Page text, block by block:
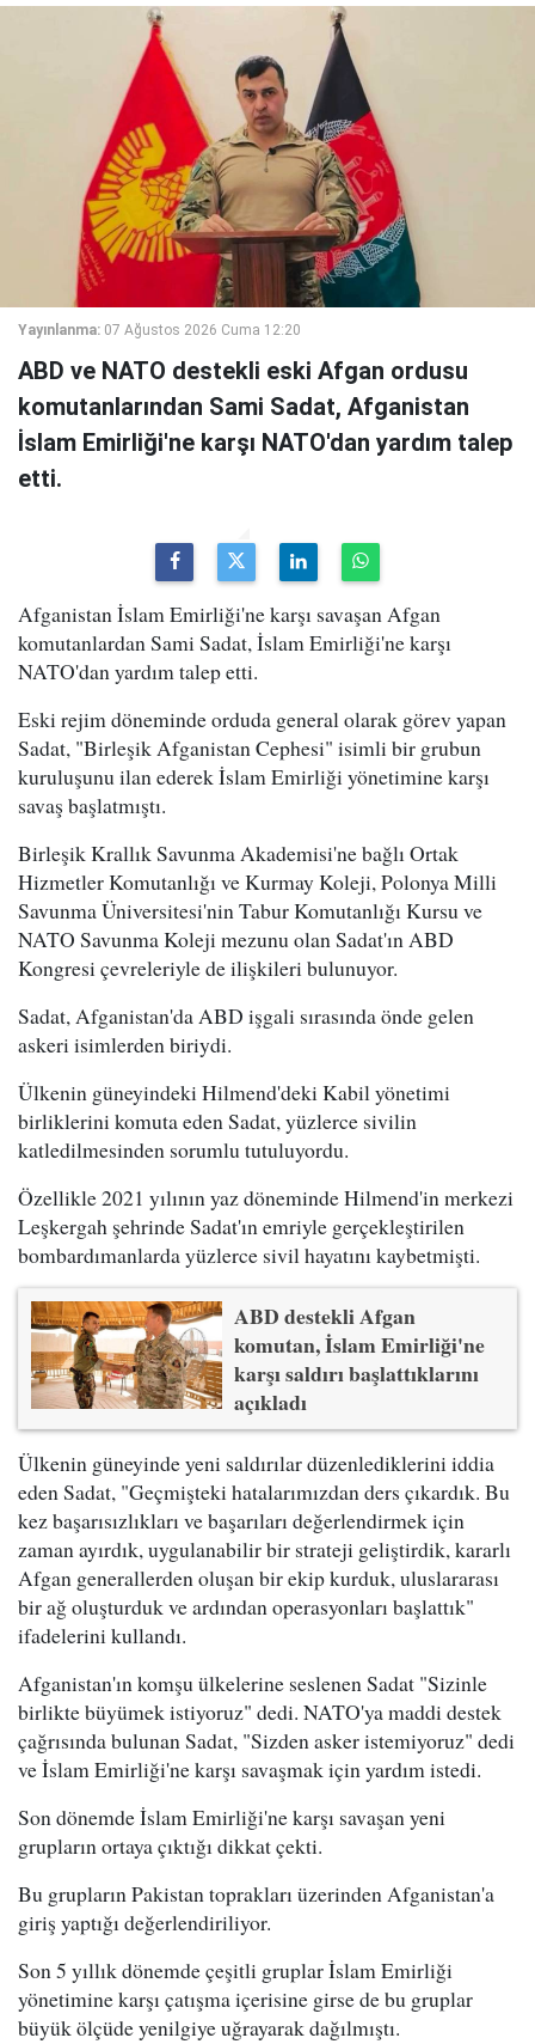
Yayınlanma: 07 Ağustos 2026 Cuma 12:20
ABD ve NATO destekli eski Afgan ordusu
komutanlarından Sami Sadat, Afganistan
İslam Emirliği'ne karşı NATO'dan yardım talep
etti.
Afganistan İslam Emirliği'ne karşı savaşan Afgan
komutanlardan Sami Sadat, İslam Emirliği'ne karşı
NATO'dan yardım talep etti.
Eski rejim döneminde orduda general olarak görev yapan
Sadat, "Birleşik Afganistan Cephesi" isimli bir grubun
kuruluşunu ilan ederek İslam Emirliği yönetimine karşı
savaş başlatmıştı.
Birleşik Krallık Savunma Akademisi'ne bağlı Ortak
Hizmetler Komutanlığı ve Kurmay Koleji, Polonya Milli
Savunma Üniversitesi'nin Tabur Komutanlığı Kursu ve
NATO Savunma Koleji mezunu olan Sadat'ın ABD
Kongresi çevreleriyle de ilişkileri bulunuyor.
Sadat, Afganistan'da ABD işgali sırasında önde gelen
askeri isimlerden biriydi.
Ülkenin güneyindeki Hilmend'deki Kabil yönetimi
birliklerini komuta eden Sadat, yüzlerce sivilin
katledilmesinden sorumlu tutuluyordu.
Özellikle 2021 yılının yaz döneminde Hilmend'in merkezi
Leşkergah şehrinde Sadat'ın emriyle gerçekleştirilen
bombardımanlarda yüzlerce sivil hayatını kaybetmişti.
ABD destekli Afgan
komutan, İslam Emirliği'ne
karşı saldırı başlattıklarını
açıkladı
Ülkenin güneyinde yeni saldırılar düzenlediklerini iddia
eden Sadat, "Geçmişteki hatalarımızdan ders çıkardık. Bu
kez başarısızlıkları ve başarıları değerlendirmek için
zaman ayırdık, uygulanabilir bir strateji geliştirdik, kararlı
Afgan generallerden oluşan bir ekip kurduk, uluslararası
bir ağ oluşturduk ve ardından operasyonları başlattık"
ifadelerini kullandı.
Afganistan'ın komşu ülkelerine seslenen Sadat "Sizinle
birlikte büyümek istiyoruz" dedi. NATO'ya maddi destek
çağrısında bulunan Sadat, "Sizden asker istemiyoruz" dedi
ve İslam Emirliği'ne karşı savaşmak için yardım istedi.
Son dönemde İslam Emirliği'ne karşı savaşan yeni
grupların ortaya çıktığı dikkat çekti.
Bu grupların Pakistan toprakları üzerinden Afganistan'a
giriş yaptığı değerlendiriliyor.
Son 5 yıllık dönemde çeşitli gruplar İslam Emirliği
yönetimine karşı çatışma içerisine girse de bu gruplar
büyük ölçüde yenilgiye uğrayarak dağılmıştı.